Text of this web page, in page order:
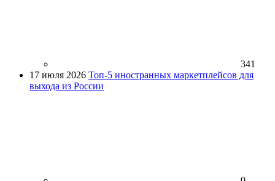
341
17 июля 2026 Топ-5 иностранных маркетплейсов для
выхода из России